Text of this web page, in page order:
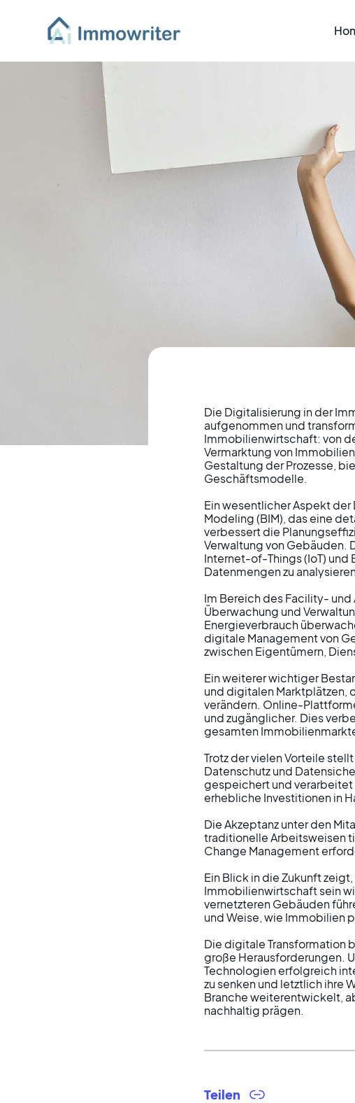
Die Digitalisierung in der
aufgenommen und
Immobilienwirtschaft: von
Vermarktung von
Gestaltung der Prozesse,
Geschäftsmodelle.
Ein wesentlicher Aspekt
Modeling (BIM), das eine
verbessert die
Verwaltung von Gebäuden.
Internet-of-Things (IoT) und
Datenmengen zu
Im Bereich des Facility-
Überwachung und
Energieverbrauch
digitale Management von
zwischen Eigentümern,
Ein weiterer wichtiger
und digitalen Marktplätzen,
verändern. Online-
und zugänglicher. Dies
gesamten
Trotz der vielen Vorteile
Datenschutz und
gespeichert und
erhebliche Investitionen in
Die Akzeptanz unter den
traditionelle Arbeitsweisen
Change Management
Ein Blick in die Zukunft
Immobilienwirtschaft sein
vernetzteren Gebäuden
und Weise, wie Immobilien
Die digitale Transformation
große Herausforderungen.
Technologien erfolgreich
zu senken und letztlich ihre
Branche weiterentwickelt,
nachhaltig prägen.
Teilen